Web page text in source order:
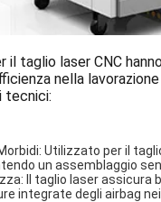
il taglio laser CNC
nella
tecnici:
: Utilizzato per il
un assemblaggio
: Il taglio laser assicura
integrate degli airbag